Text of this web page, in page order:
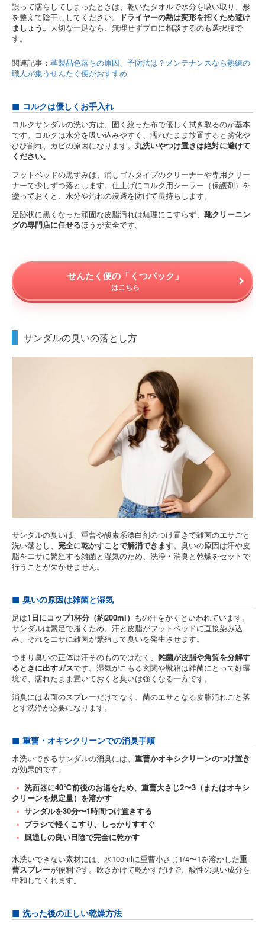
誤って濡らしてしまったときは、乾いたタオルで水分を吸い取り、形
を整えて陰干ししてください。
ドライヤーの熱は変形を招くため避け
ましょう。 大切な一足なら、無理せずプロに相談するのも選択肢で
す。
関連記事： 革製品色落ちの原因、予防法は？メンテナンスなら熟練の
職人が集うせんたく便がおすすめ
コルクは優しくお手入れ
コルクサンダルの洗い方は、固く絞った布で優しく拭き取るのが基本
です。コルクは水分を吸い込みやすく、濡れたまま放置すると劣化や
ひび割れ、カビの原因になります。 丸洗いやつけ置きは絶対に避けて
ください。
フットベッドの黒ずみは、消しゴムタイプのクリーナーや専用クリー
ナーで少しずつ落とします。仕上げにコルク用シーラー（保護剤）を
塗っておくと、水分や汚れの浸透を防げて長持ちします。
足跡状に黒くなった頑固な皮脂汚れは無理にこすらず、 靴クリーニン
グの専門店に任せるほうが安全です。
せんたく便の「くつパック」
はこちら
サンダルの臭いの落とし方
サンダルの臭いは、重曹や酸素系漂白剤のつけ置きで雑菌のエサごと
洗い落とし、 完全に乾かすことで解消できます。臭いの原因は汗や皮
脂をエサに繁殖する雑菌と湿気のため、洗浄・消臭と乾燥をセットで
行うことが欠かせません。
臭いの原因は雑菌と湿気
足は1日にコップ1杯分（約200ml） もの汗をかくといわれています。
サンダルは素足で履くため、汗と皮脂がフットベッドに直接染み込
み、それをエサに雑菌が繁殖して臭いを発生させます。
つまり臭いの正体は汗そのものではなく、 雑菌が皮脂や角質を分解す
るときに出すガスです。湿気がこもる玄関や靴箱は雑菌にとって好環
境で、濡れたまま置いておくと臭いは強くなる一方です。
消臭には表面のスプレーだけでなく、菌のエサとなる皮脂汚れごと落
とす洗浄が必要になります。
重曹・オキシクリーンでの消臭手順
水洗いできるサンダルの消臭には、 重曹かオキシクリーンのつけ置き
が効果的です。
洗面器に40℃前後のお湯をため、重曹大さじ2〜3（またはオキシ
クリーンを規定量）を溶かす
サンダルを30分〜1時間つけ置きする
ブラシで軽くこすり、しっかりすすぐ
風通しの良い日陰で完全に乾かす
水洗いできない素材には、水100mlに重曹小さじ1/4〜1を溶かした重
曹スプレーが便利です。吹きかけて乾かすだけで、酸性の臭い成分を
中和してくれます。
洗った後の正しい乾燥方法